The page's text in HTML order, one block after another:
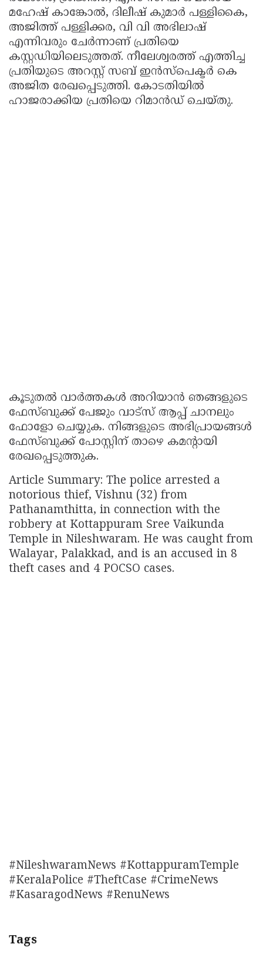
മഹേഷ് കാങ്കോൽ, ദിലീഷ് കുമാർ പള്ളികൈ,
അജിത്ത് പള്ളിക്കര, വി വി അഭിലാഷ്
എന്നിവരും ചേർന്നാണ് പ്രതിയെ
കസ്റ്റഡിയിലെടുത്തത്. നീലേശ്വരത്ത് എത്തിച്ച
പ്രതിയുടെ അറസ്റ്റ് സബ് ഇൻസ്പെക്ടർ കെ
അജിത രേഖപ്പെടുത്തി. കോടതിയിൽ
ഹാജരാക്കിയ പ്രതിയെ റിമാൻഡ് ചെയ്തു.
കൂടുതല്‍ വാർത്തകള്‍ അറിയാന്‍ ഞങ്ങളുടെ
ഫേസ്ബുക്ക് പേജും വാട്സ് ആപ്പ് ചാനലും
ഫോളോ ചെയ്യുക. നിങ്ങളുടെ അഭിപ്രായങ്ങൾ
ഫേസ്ബുക്ക് പോസ്റ്റിന് താഴെ കമൻ്റായി
രേഖപ്പെടുത്തുക.
Article Summary: The police arrested a
notorious thief, Vishnu (32) from
Pathanamthitta, in connection with the
robbery at Kottappuram Sree Vaikunda
Temple in Nileshwaram. He was caught from
Walayar, Palakkad, and is an accused in 8
theft cases and 4 POCSO cases.
#NileshwaramNews #KottappuramTemple
#KeralaPolice #TheftCase #CrimeNews
#KasaragodNews #RenuNews
Tags